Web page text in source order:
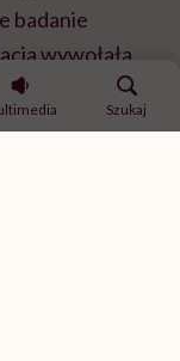
Szukaj
badanie
wywołała